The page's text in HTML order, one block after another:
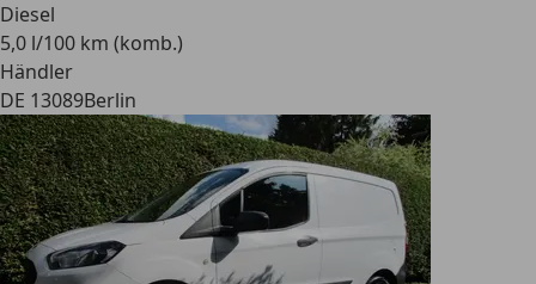
Diesel
5,0 l/100 km (komb.)
Händler
DE 13089Berlin